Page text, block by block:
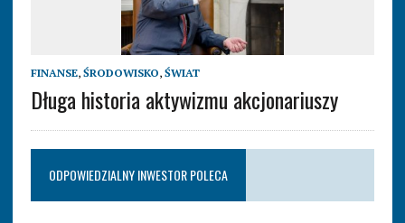
FINANSE, ŚRODOWISKO, ŚWIAT
Długa historia aktywizmu akcjonariuszy
ODPOWIEDZIALNY INWESTOR POLECA